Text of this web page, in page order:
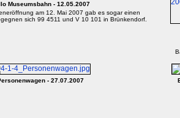
Museumsbahn - 12.05.2007
am 12. Mai 2007 gab es sogar einen
sich 99 4511 und V 10 101 in Brünkendorf.
- 27.07.2007